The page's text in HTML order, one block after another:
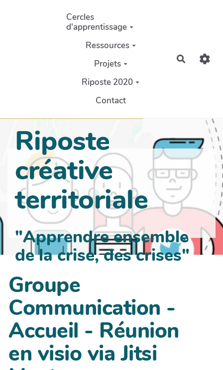
Aller au contenu principal
Cercles
d'apprentissage
Ressources
Projets
Riposte 2020
Contact
Riposte
créative
territoriale
"Apprendre ensemble
de la crise, des crises"
Groupe
Communication -
Accueil - Réunion
en visio via Jitsi